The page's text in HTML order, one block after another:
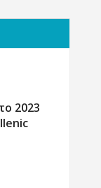
2023